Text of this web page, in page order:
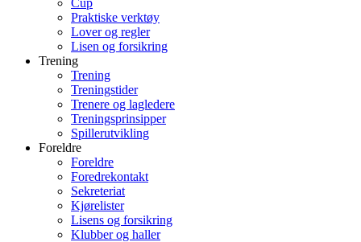
Praktiske verktøy
Lover og regler
Lisen og forsikring
Trening
Trening
Treningstider
Trenere og lagledere
Treningsprinsipper
Spillerutvikling
Foreldre
Foreldre
Foredrekontakt
Sekreteriat
Kjørelister
Lisens og forsikring
Klubber og haller